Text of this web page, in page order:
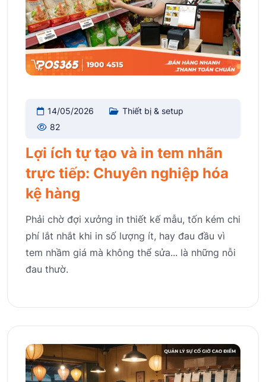
14/05/2026
Thiết bị & setup
82
Lợi ích tự tạo và in tem nhãn
trực tiếp: Chuyên nghiệp hóa
kệ hàng
Phải chờ đợi xưởng in thiết kế mẫu, tốn kém chi
phí lắt nhắt khi in số lượng ít, hay đau đầu vì
tem nhầm giá mà không thể sửa... là những nỗi
đau thườ.